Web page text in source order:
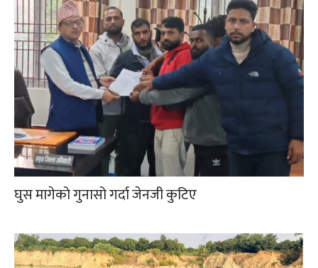
घुस मागेको गुनासो गर्दा जेनजी कुटिए